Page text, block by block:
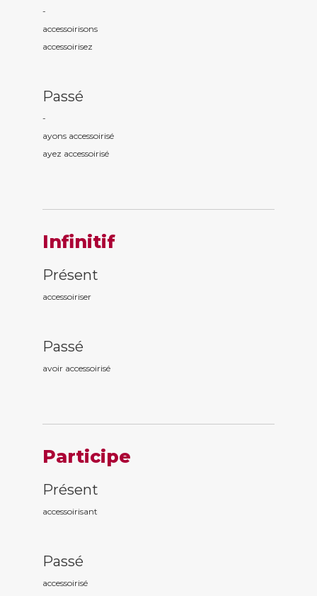
-
accessoirisons
accessoirisez
Passé
-
ayons accessoirisé
ayez accessoirisé
Infinitif
Présent
accessoiriser
Passé
avoir accessoirisé
Participe
Présent
accessoirisant
Passé
accessoirisé